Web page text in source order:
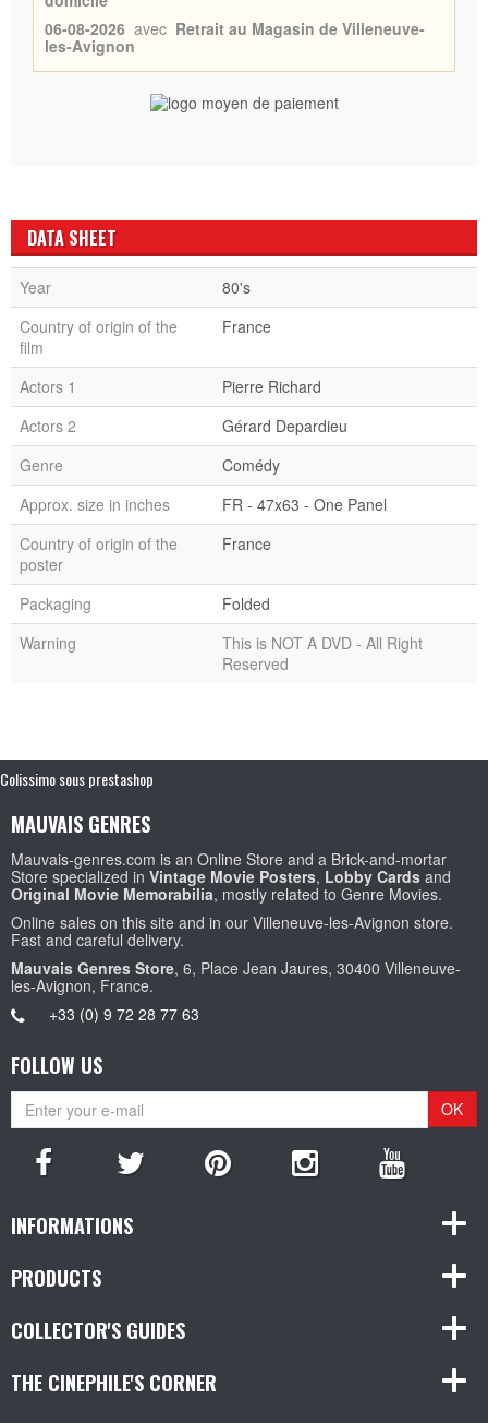
06-08-2026 avec Retrait au Magasin de Villeneuve-
les-Avignon
DATA SHEET
Year
80's
Country of origin of the
film
France
Actors 1
Pierre Richard
Actors 2
Gérard Depardieu
Genre
Comédy
Approx. size in inches
FR - 47x63 - One Panel
Country of origin of the
poster
France
Packaging
Folded
Warning
This is NOT A DVD - All Right
Reserved
Colissimo sous prestashop
MAUVAIS GENRES
Mauvais-genres.com is an Online Store and a Brick-and-mortar
Store specialized in Vintage Movie Posters, Lobby Cards and
Original Movie Memorabilia, mostly related to Genre Movies.
Online sales on this site and in our Villeneuve-les-Avignon store.
Fast and careful delivery.
Mauvais Genres Store, 6, Place Jean Jaures, 30400 Villeneuve-
les-Avignon, France.
+33 (0) 9 72 28 77 63
FOLLOW US
OK
INFORMATIONS
PRODUCTS
COLLECTOR'S GUIDES
THE CINEPHILE'S CORNER